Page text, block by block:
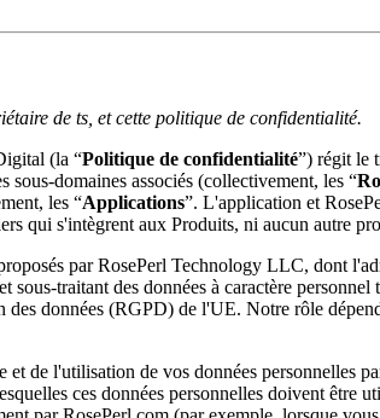
de ts, et cette politique de confidentialité.
(la “Politique de confidentialité”) régit le
sous-domaines associés (collectivement, les “
les “Applications”. L'application et
qui s'intègrent aux Produits, ni aucun autre
par RosePerl Technology LLC, dont
sous-traitant des données à caractère
données (RGPD) de l'UE. Notre rôle
et de l'utilisation de vos données personnelles
ces données personnelles doivent être